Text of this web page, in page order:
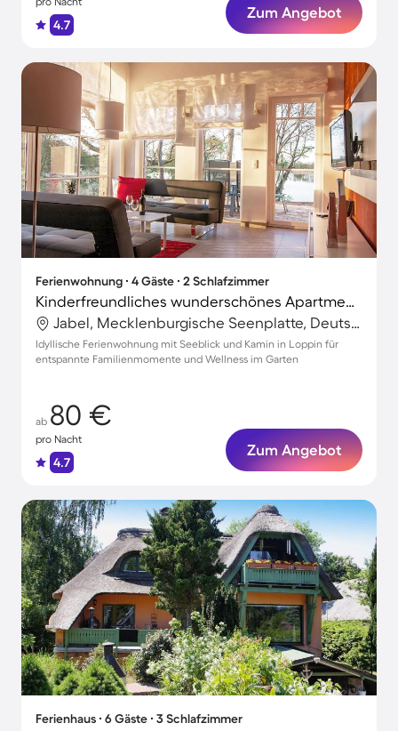
4.7
Zum Angebot
Ferienwohnung ∙ 4 Gäste ∙ 2 Schlafzimmer
Kinderfreundliches wunderschönes Apartment mit Grill, Sauna und Terrasse | Seeblick
Jabel, Mecklenburgische Seenplatte, Deutschland
Idyllische Ferienwohnung mit Seeblick und Kamin in Loppin für
entspannte Familienmomente und Wellness im Garten
ab 80 €
pro Nacht
4.7
Zum Angebot
Ferienhaus ∙ 6 Gäste ∙ 3 Schlafzimmer